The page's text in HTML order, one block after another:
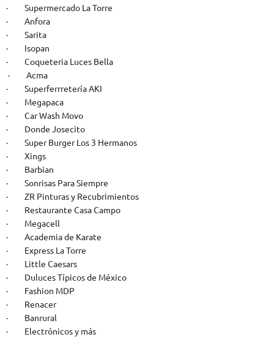
· Supermercado La Torre
· Anfora
· Sarita
· Isopan
· Coqueteria Luces Bella
· Acma
· Superferrretería AKI
· Megapaca
· Car Wash Movo
· Donde Josecito
· Super Burger Los 3 Hermanos
· Xings
· Barbian
· Sonrisas Para Siempre
· ZR Pinturas y Recubrimientos
· Restaurante Casa Campo
· Megacell
· Academia de Karate
· Express La Torre
· Little Caesars
· Duluces Típicos de México
· Fashion MDP
· Renacer
· Banrural
· Electrónicos y más